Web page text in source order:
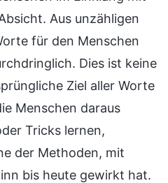
Aus unzähligen
für den Menschen
Dies ist keine
Ziel aller Worte
Menschen daraus
Tricks lernen,
der Methoden, mit
bis heute gewirkt hat.